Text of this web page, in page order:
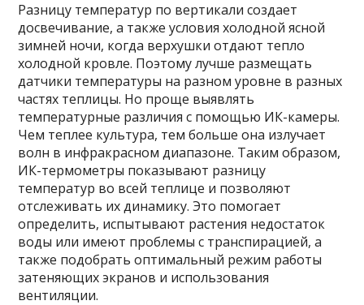
Разницу температур по вертикали создает
досвечивание, а также условия холодной ясной
зимней ночи, когда верхушки отдают тепло
холодной кровле. Поэтому лучше размещать
датчики температуры на разном уровне в разных
частях теплицы. Но проще выявлять
температурные различия с помощью ИК-камеры.
Чем теплее культура, тем больше она излучает
волн в инфракрасном диапазоне. Таким образом,
ИК-термометры показывают разницу
температур во всей теплице и позволяют
отслеживать их динамику. Это помогает
определить, испытывают растения недостаток
воды или имеют проблемы с транспирацией, а
также подобрать оптимальный режим работы
затеняющих экранов и использования
вентиляции.